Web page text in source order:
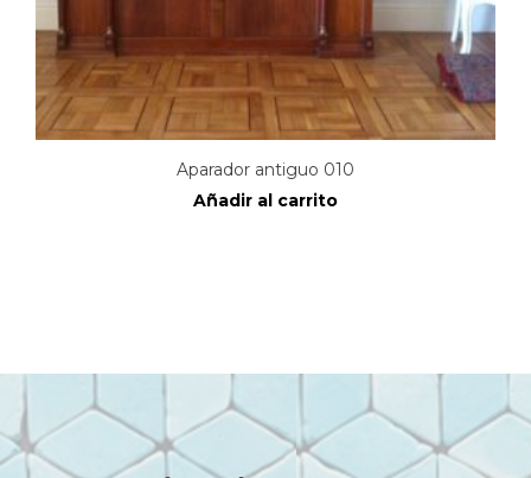
Aparador antiguo 010
Añadir al carrito